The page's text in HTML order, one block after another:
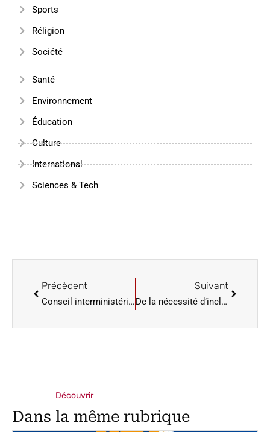
Sports
Réligion
Société
Santé
Environnement
Éducation
Culture
International
Sciences & Tech
Précèdent
Conseil interministériel sur l’économie solidaire
Suivant
De la nécessité d’inclure la justice épistémique pour réussir le dialogue politique national
Découvrir
Dans la même rubrique